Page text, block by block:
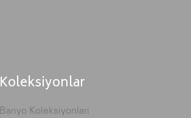
Koleksiyonlar
Banyo Koleksiyonları